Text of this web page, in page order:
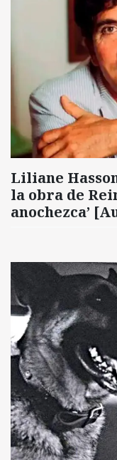
Liliane
la obra de
anochezca’